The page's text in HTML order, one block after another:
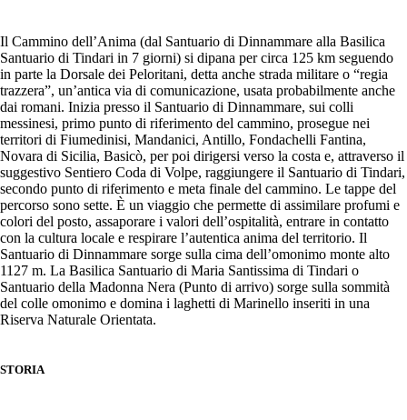
Il Cammino dell’Anima (dal Santuario di Dinnammare alla Basilica
Santuario di Tindari in 7 giorni) si dipana per circa 125 km seguendo
in parte la Dorsale dei Peloritani, detta anche strada militare o “regia
trazzera”, un’antica via di comunicazione, usata probabilmente anche
dai romani. Inizia presso il Santuario di Dinnammare, sui colli
messinesi, primo punto di riferimento del cammino, prosegue nei
territori di Fiumedinisi, Mandanici, Antillo, Fondachelli Fantina,
Novara di Sicilia, Basicò, per poi dirigersi verso la costa e, attraverso il
suggestivo Sentiero Coda di Volpe, raggiungere il Santuario di Tindari,
secondo punto di riferimento e meta finale del cammino. Le tappe del
percorso sono sette. È un viaggio che permette di assimilare profumi e
colori del posto, assaporare i valori dell’ospitalità, entrare in contatto
con la cultura locale e respirare l’autentica anima del territorio. Il
Santuario di Dinnammare sorge sulla cima dell’omonimo monte alto
1127 m. La Basilica Santuario di Maria Santissima di Tindari o
Santuario della Madonna Nera (Punto di arrivo) sorge sulla sommità
del colle omonimo e domina i laghetti di Marinello inseriti in una
Riserva Naturale Orientata.
STORIA